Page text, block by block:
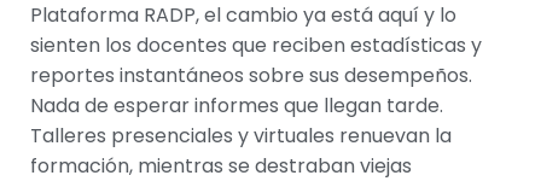
Plataforma RADP, el cambio ya está aquí y lo
sienten los docentes que reciben estadísticas y
reportes instantáneos sobre sus desempeños.
Nada de esperar informes que llegan tarde.
Talleres presenciales y virtuales renuevan la
formación, mientras se destraban viejas